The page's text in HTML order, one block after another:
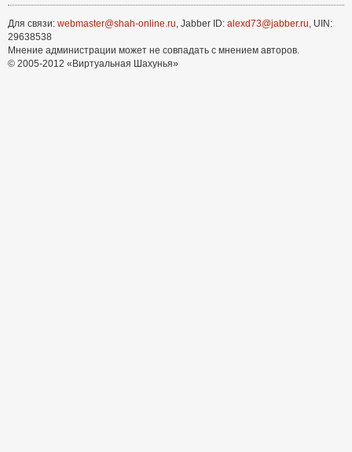
Для связи: webmaster@shah-online.ru, Jabber ID: alexd73@jabber.ru, UIN:
29638538
Мнение администрации может не совпадать с мнением авторов.
© 2005-2012 «Виртуальная Шахунья»